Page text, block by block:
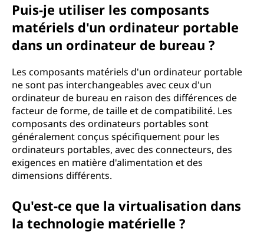
Puis-je utiliser les composants
matériels d'un ordinateur portable
dans un ordinateur de bureau ?
Les composants matériels d'un ordinateur portable
ne sont pas interchangeables avec ceux d'un
ordinateur de bureau en raison des différences de
facteur de forme, de taille et de compatibilité. Les
composants des ordinateurs portables sont
généralement conçus spécifiquement pour les
ordinateurs portables, avec des connecteurs, des
exigences en matière d'alimentation et des
dimensions différents.
Qu'est-ce que la virtualisation dans
la technologie matérielle ?